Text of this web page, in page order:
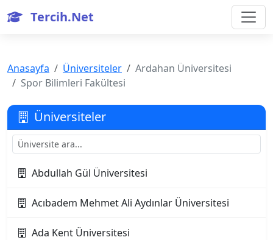
Tercih.Net
Anasayfa Üniversiteler
Ardahan Üniversitesi
Spor Bilimleri Fakültesi
Üniversiteler
Abdullah Gül Üniversitesi
Acıbadem Mehmet Ali Aydınlar Üniversitesi
Ada Kent Üniversitesi